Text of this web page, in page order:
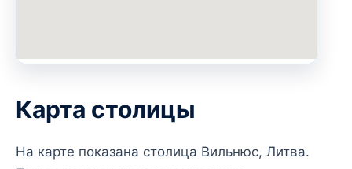
Карта столицы
На карте показана столица Вильнюс, Литва.